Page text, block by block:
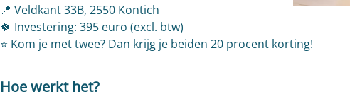
📍 Veldkant 33B, 2550 Kontich
🍀 Investering: 395 euro (excl. btw)
⭐ Kom je met twee? Dan krijg je beiden 20 procent korting!
Hoe werkt het?